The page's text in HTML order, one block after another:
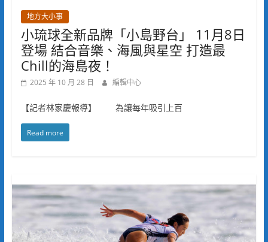
地方大小事
小琉球全新品牌「小島野台」 11月8日
登場 結合音樂、海風與星空 打造最
Chill的海島夜！
2025 年 10 月 28 日 編輯中心
【記者林家慶報導】 為讓每年吸引上百
Read more